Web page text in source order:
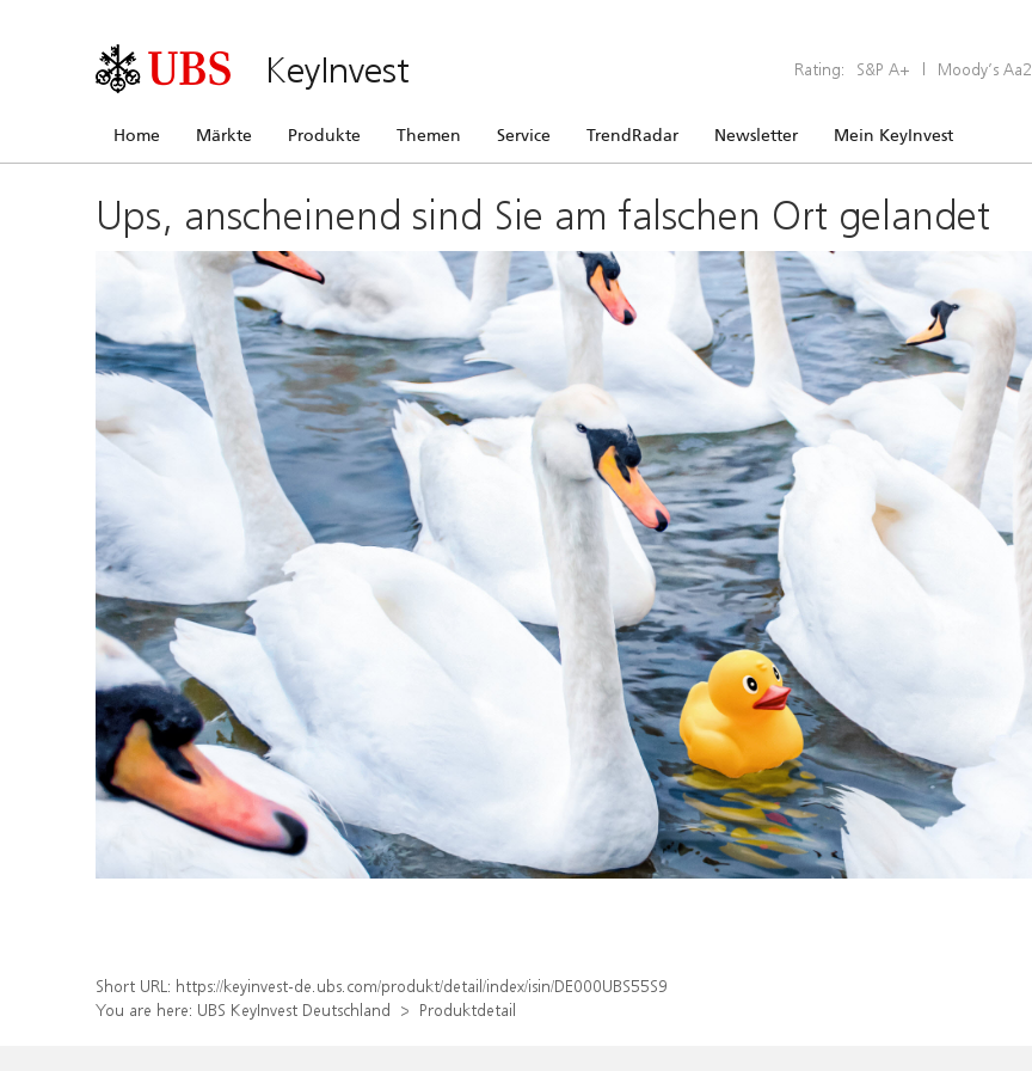
KeyInvest Rating: S&P A+ | Moody’s Aa2
Home Märkte Produkte Themen Service TrendRadar Newsletter Mein KeyInvest
Ups, anscheinend sind Sie am falschen Ort gelandet
Short URL: https://keyinvest-de.ubs.com/produkt/detail/index/isin/DE000UBS55S9
You are here: UBS KeyInvest Deutschland Produktdetail